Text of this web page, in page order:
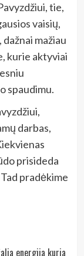
tie,
vaisių,
mažiau
kurie aktyviai
spaudimu.
darbas,
prisideda
pradėkime
energija kuria